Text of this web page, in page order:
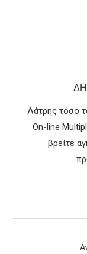
Λάτρης τόσο
On-line
βρείτε